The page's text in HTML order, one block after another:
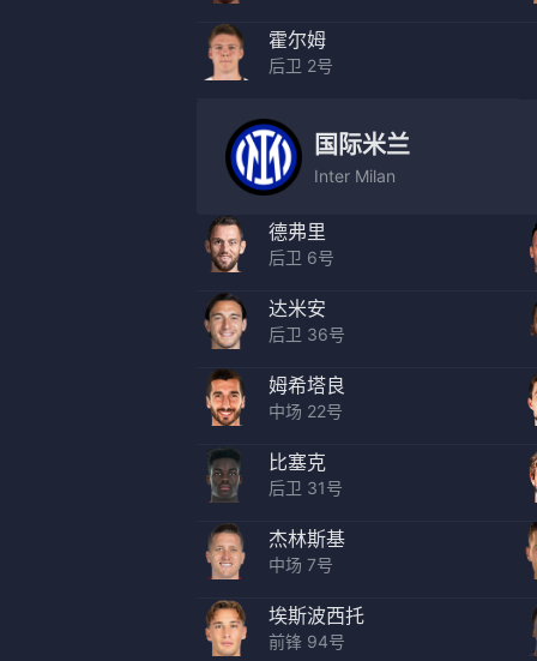
霍尔姆
后卫 2号
国际米兰
Inter Milan
德弗里
后卫 6号
达米安
后卫 36号
姆希塔良
中场 22号
比塞克
后卫 31号
杰林斯基
中场 7号
埃斯波西托
前锋 94号